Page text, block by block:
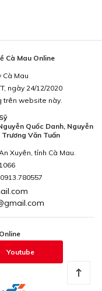
Cà Mau Online
Cà Mau
ngày 24/12/2020
trên website này.
Quốc Danh, Nguyễn
Văn Tuấn
Xuyên, tỉnh Cà Mau.
Youtube